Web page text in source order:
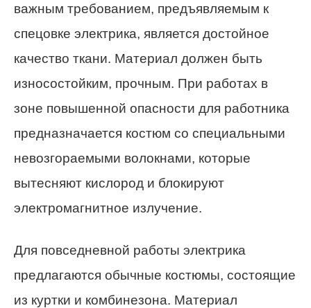
важным требованием, предъявляемым к
спецовке электрика, является достойное
качество ткани. Материал должен быть
износостойким, прочным. При работах в
зоне повышенной опасности для работника
предназначается костюм со специальными
невозгораемыми волокнами, которые
вытесняют кислород и блокируют
электромагнитное излучение.
Для повседневной работы электрика
предлагаются обычные костюмы, состоящие
из куртки и комбинезона. Материал